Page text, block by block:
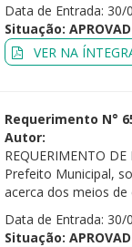
Data de Entrada: 30/
Situação:
VER NA
Requerimento N°
Autor:
REQUERIMENTO
Prefeito Municipal,
acerca dos meios
Data de Entrada: 30/
Situação: